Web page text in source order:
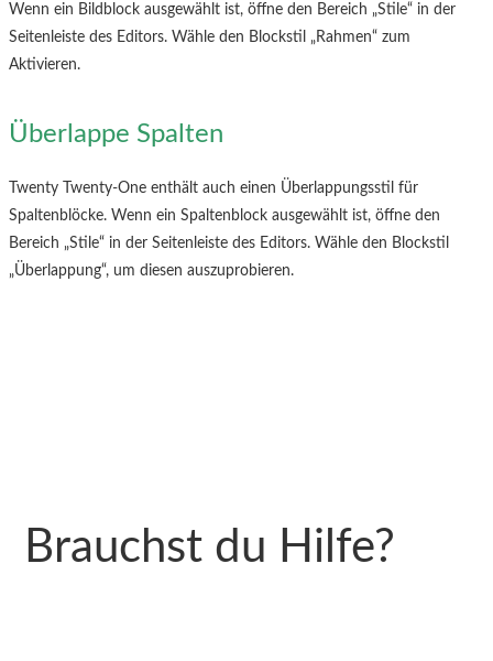
Wenn ein Bildblock ausgewählt ist, öffne den Bereich „Stile“ in der
Seitenleiste des Editors. Wähle den Blockstil „Rahmen“ zum
Aktivieren.
Überlappe Spalten
Twenty Twenty-One enthält auch einen Überlappungsstil für
Spaltenblöcke. Wenn ein Spaltenblock ausgewählt ist, öffne den
Bereich „Stile“ in der Seitenleiste des Editors. Wähle den Blockstil
„Überlappung“, um diesen auszuprobieren.
Brauchst du Hilfe?